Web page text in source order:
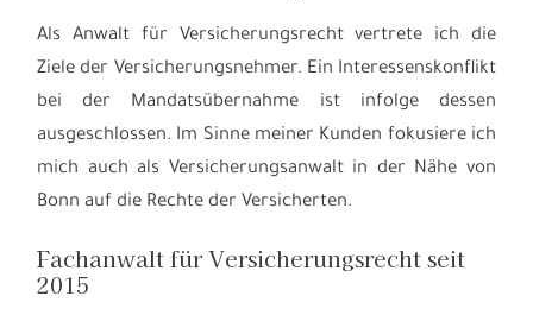
Als Anwalt für Versicherungsrecht vertrete ich die
Ziele der Versicherungsnehmer. Ein Interessenskonflikt
bei der Mandatsübernahme ist infolge dessen
ausgeschlossen. Im Sinne meiner Kunden fokusiere ich
mich auch als Versicherungsanwalt in der Nähe von
Bonn auf die Rechte der Versicherten.
Fachanwalt für Versicherungsrecht seit
2015